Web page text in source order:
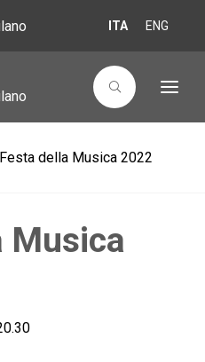
ITA ENG
T
Festa della Musica 2022
Musica